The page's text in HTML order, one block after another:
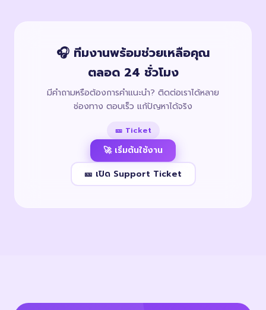
🎧 ทีมงานพร้อมช่วยเหลือคุณ
ตลอด 24 ชั่วโมง
มีคำถามหรือต้องการคำแนะนำ? ติดต่อเราได้หลาย
ช่องทาง ตอบเร็ว แก้ปัญหาได้จริง
🎫 Ticket
🚀 เริ่มต้นใช้งาน
🎫 เปิด Support Ticket